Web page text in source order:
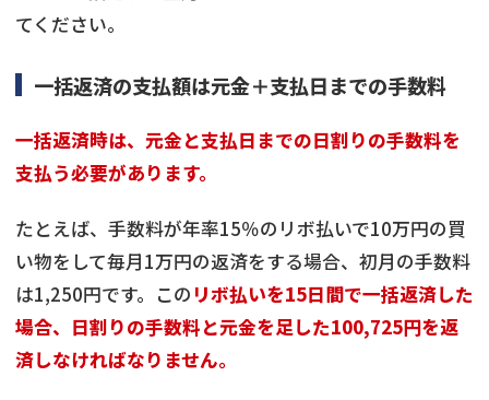
てください。
一括返済の支払額は元金＋支払日までの手数料
一括返済時は、元金と支払日までの日割りの手数料を
支払う必要があります。
たとえば、手数料が年率15％のリボ払いで10万円の買
い物をして毎月1万円の返済をする場合、初月の手数料
は1,250円です。この リボ払いを15日間で一括返済した
場合、日割りの手数料と元金を足した100,725円を返
済しなければなりません。